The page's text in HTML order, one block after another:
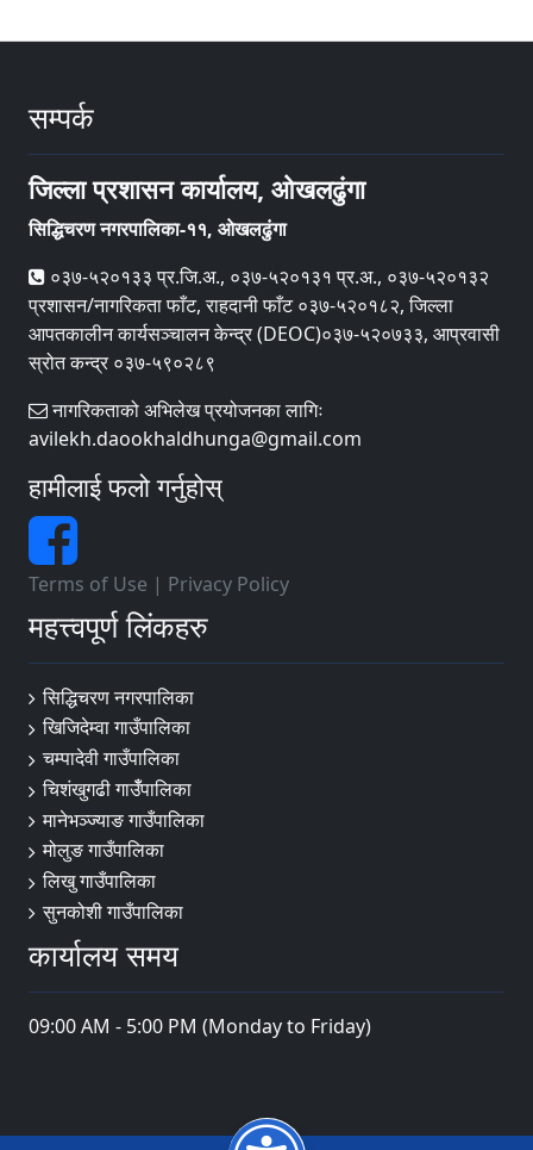
सम्पर्क
जिल्ला प्रशासन कार्यालय, ओखलढुंगा
सिद्धिचरण नगरपालिका-११, ओखलढुंगा
०३७-५२०१३३ प्र.जि.अ., ०३७-५२०१३१ प्र.अ., ०३७-५२०१३२
प्रशासन/नागरिकता फाँट, राहदानी फाँट ०३७-५२०१८२, जिल्ला
आपतकालीन कार्यसञ्‍चालन केन्द्र (DEOC)०३७-५२०७३३, आप्रवासी
स्रोत कन्द्र ०३७-५९०२८९
नागरिकताको अभिलेख प्रयोजनका लागिः
avilekh.daookhaldhunga@gmail.com
हामीलाई फलो गर्नुहोस्
Terms of Use | Privacy Policy
महत्त्वपूर्ण लिंकहरु
सिद्धिचरण नगरपालिका
खिजिदेम्वा गाउँपालिका
चम्पादेवी गाउँपालिका
चिशंखुगढी गाउँँपालिका
मानेभञ्‍ज्याङ गाउँपालिका
मोलुङ गाउँपालिका
लिखु गाउँपालिका
सुनकोशी गाउँपालिका
कार्यालय समय
09:00 AM - 5:00 PM (Monday to Friday)